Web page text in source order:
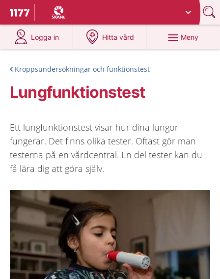
Till startsidan för 1177
Du har valt region
Logga in
på 1177.se
Hitta vård
på 1177.se
Meny
Kroppsundersökningar och funktionstest
Lungfunktionstest
Ett lungfunktionstest visar hur dina lungor
fungerar. Det finns olika tester. Oftast gör man
testerna på en vårdcentral. En del tester kan du
få lära dig att göra själv.